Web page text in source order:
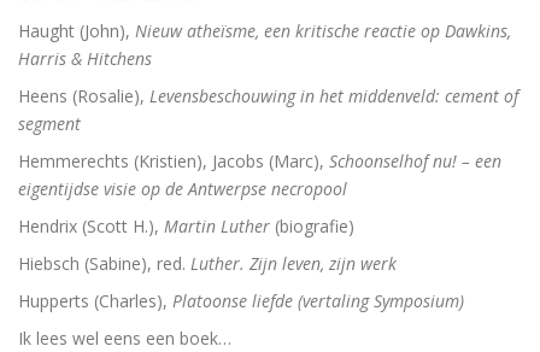
Brand Luther / Het merk ‘Luther’
Haught (John), Nieuw atheïsme, een kritische reactie op Dawkins,
Harris & Hitchens
Heens (Rosalie), Levensbeschouwing in het middenveld: cement of
segment
Hemmerechts (Kristien), Jacobs (Marc), Schoonselhof nu! – een
eigentijdse visie op de Antwerpse necropool
Hendrix (Scott H.), Martin Luther (biografie)
Hiebsch (Sabine), red. Luther. Zijn leven, zijn werk
Hupperts (Charles), Platoonse liefde (vertaling Symposium)
Ik lees wel eens een boek…